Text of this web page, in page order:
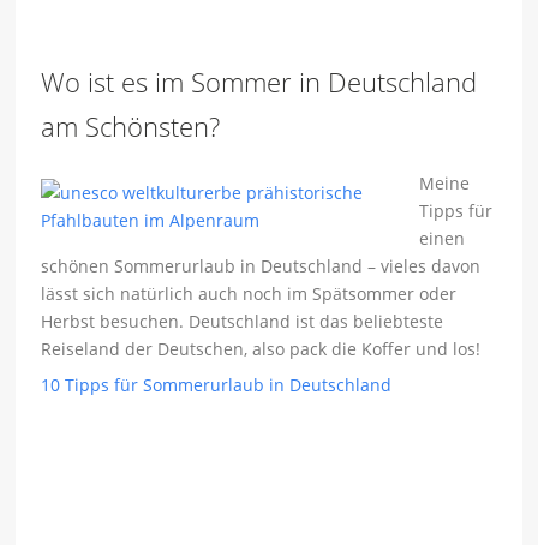
Wo ist es im Sommer in Deutschland
am Schönsten?
Meine
Tipps für
einen
schönen Sommerurlaub in Deutschland – vieles davon
lässt sich natürlich auch noch im Spätsommer oder
Herbst besuchen. Deutschland ist das beliebteste
Reiseland der Deutschen, also pack die Koffer und los!
10 Tipps für Sommerurlaub in Deutschland